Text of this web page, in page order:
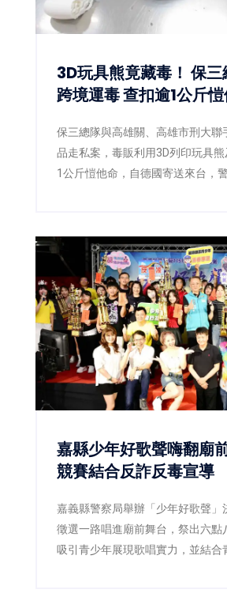
3D玩具熊竟藏毒！ 保
跨境運毒 查扣逾1公
保三總隊與高雄關、高雄市刑大聯
品走私案，毒販利用3D列印玩具
1公斤愷他命，自德國寄送來台，
嘉縣少年好歌聲嗨翻廟前廣
競賽結合反詐反毒宣導
嘉義縣警察局舉辦「少年好歌聲」
徵選一路唱進廟前舞台，祭出六點
吸引青少年展現歌唱實力，並結合